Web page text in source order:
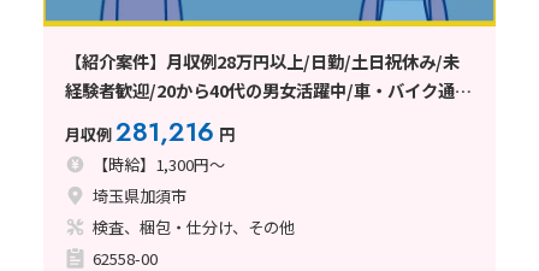
【紹介案件】月収例28万円以上/日勤/土日祝休み/未
経験者歓迎/20から40代の男女活躍中/車・バイク通勤
可能/日払い・週払い制度あり
月収例281,216 円
【時給】1,300円～
埼玉県加須市
検査、梱包・仕分け、その他
62558-00